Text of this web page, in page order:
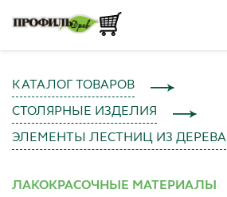
КАТАЛОГ ТОВАРОВ
СТОЛЯРНЫЕ ИЗДЕЛИЯ
ЭЛЕМЕНТЫ ЛЕСТНИЦ ИЗ ДЕРЕВА
ЛАКОКРАСОЧНЫЕ МАТЕРИАЛЫ